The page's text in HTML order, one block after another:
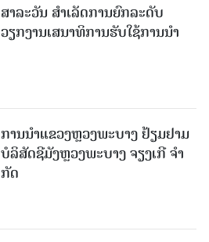
ສາລະວັນ ສໍາເລັດການຍົກລະດັບ
ວຽກງານເສນາທິການຮັບໃຊ້ການນໍາ
ການນຳແຂວງຫຼວງພະບາງ ຢ້ຽມ​ຢາມ
ບໍ​ລິ​ສັດຊີມັງຫຼວງພະບາງ ຈຽງເກີ ຈໍາ
ກັດ